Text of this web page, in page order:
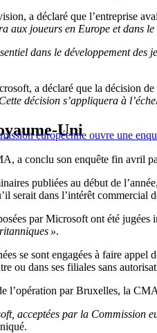
a déclaré que l’entreprise
aux joueurs en Europe et dans le
dans le développement
a déclaré que la décision de
décision s’appliquera à
européenne ouvre une
Uni
a conclu son enquête fin avril
publiées au début de
serait dans l’intérêt
par Microsoft ont été
».
se sont engagées à faire
ou dans ses filiales sans
l’opération par Bruxelles, la
acceptées par la Commission